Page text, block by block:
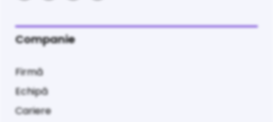
Companie
Firmă
Echipă
Cariere